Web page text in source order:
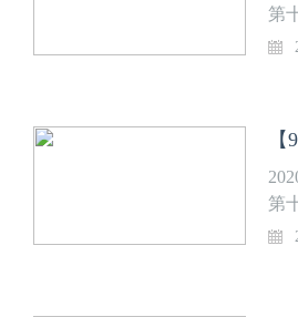
的
与
第
医
沿
的
指
第
医